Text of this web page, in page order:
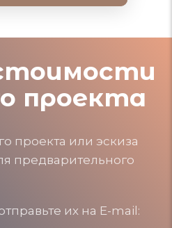
проекта
проекта или эскиза
предварительного
их на E-mail: